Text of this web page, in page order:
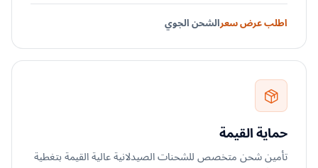
اطلب عرض سعرالشحن الجوي
حماية القيمة
تأمين شحن متخصص للشحنات الصيدلانية عالية القيمة بتغطية